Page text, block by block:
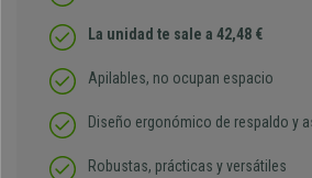
La unidad te sale a 42,48 €
Apilables, no ocupan espacio
Diseño ergonómico de respaldo y
Robustas, prácticas y versátiles